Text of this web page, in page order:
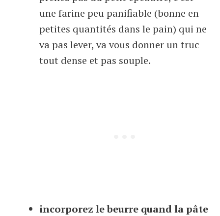
une farine peu panifiable (bonne en
petites quantités dans le pain) qui ne
va pas lever, va vous donner un truc
tout dense et pas souple.
incorporez le beurre quand la pâte